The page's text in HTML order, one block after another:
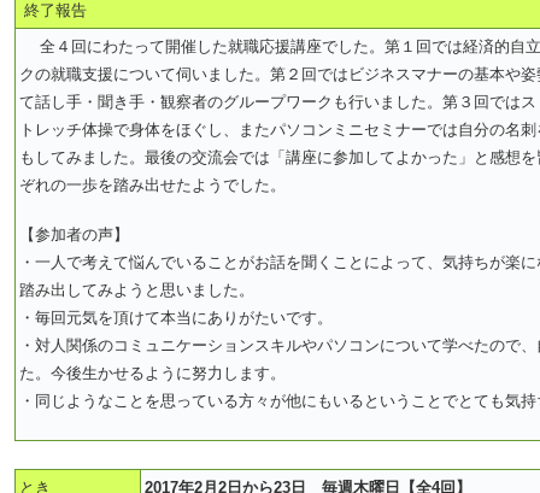
終了報告
全４回にわたって開催した就職応援講座でした。第１回では経済的自
クの就職支援について伺いました。第２回ではビジネスマナーの基本や
て話し手・聞き手・観察者のグループワークも行いました。第３回では
トレッチ体操で身体をほぐし、またパソコンミニセミナーでは自分の名
もしてみました。最後の交流会では「講座に参加してよかった」と感想
ぞれの一歩を踏み出せたようでした。
【参加者の声】
・一人で考えて悩んでいることがお話を聞くことによって、気持ちが楽
踏み出してみようと思いました。
・毎回元気を頂けて本当にありがたいです。
・対人関係のコミュニケーションスキルやパソコンについて学べたので
た。今後生かせるように努力します。
・同じようなことを思っている方々が他にもいるということでとても気
とき 2017年2月2日から23日 毎週木曜日【全4回】